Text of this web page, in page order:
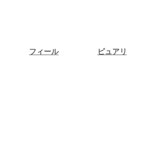
フィール ピュアリ